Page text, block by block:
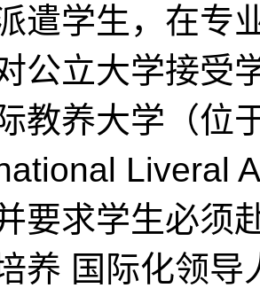
遣学生，在专
立大学接受学
养大学（位于
Liveral
要求学生必须
养 国际化领